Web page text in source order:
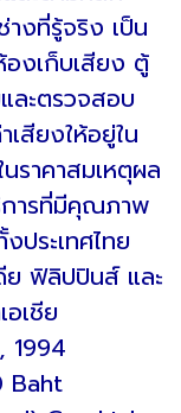
งที่รู้จริง เป็น
งเก็บเสียง ตู้
ละตรวจสอบ
สียงให้อยู่ใน
ราคาสมเหตุผล
การที่มีคุณภาพ
ประเทศไทย
ย ฟิลิปปินส์ และ
เชีย
1994
Baht